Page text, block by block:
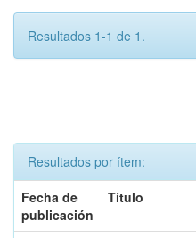
Resultados 1-1 de 1.
Resultados por ítem:
Fecha de
publicación
Título